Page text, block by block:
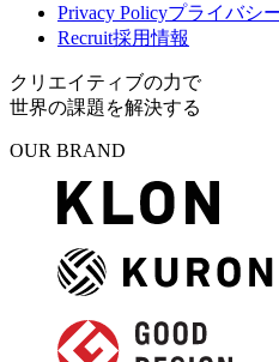
Privacy Policyプライバシ
Recruit採用情報
クリエイティブの力で
世界の課題を解決する
OUR BRAND